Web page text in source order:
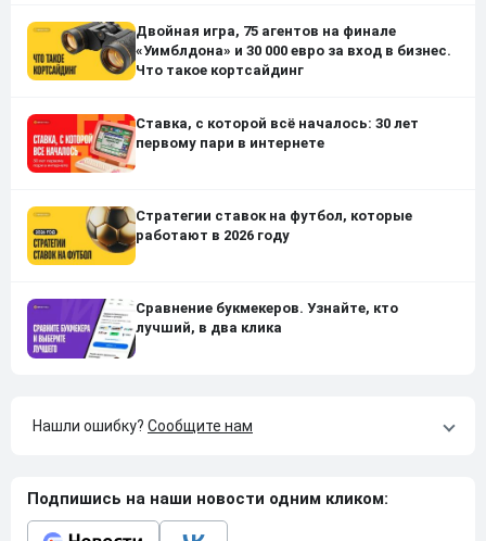
Двойная игра, 75 агентов на финале
«Уимблдона» и 30 000 евро за вход в бизнес.
Что такое кортсайдинг
Ставка, с которой всё началось: 30 лет
первому пари в интернете
Стратегии ставок на футбол, которые
работают в 2026 году
Сравнение букмекеров. Узнайте, кто
лучший, в два клика
Нашли ошибку? Сообщите нам
Подпишись на наши новости одним кликом: